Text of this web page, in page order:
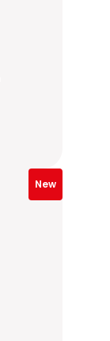
New